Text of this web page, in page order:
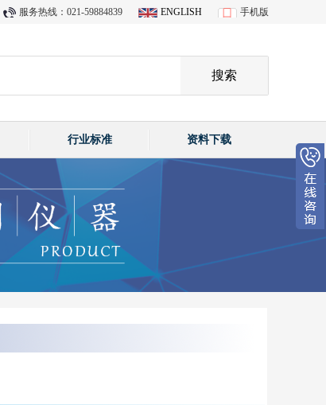
服务热线：021-59884839 ENGLISH 手机版
行业标准 资料下载